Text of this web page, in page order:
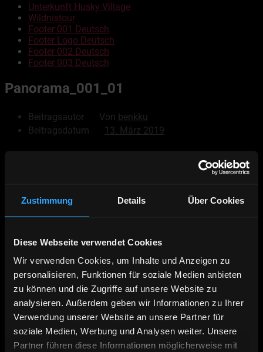
Zustimmung Details Über Cookies
Diese Webseite verwendet Cookies
Wir verwenden Cookies, um Inhalte und Anzeigen zu
personalisieren, Funktionen für soziale Medien anbieten
zu können und die Zugriffe auf unsere Website zu
analysieren. Außerdem geben wir Informationen zu Ihrer
Verwendung unserer Website an unsere Partner für
soziale Medien, Werbung und Analysen weiter. Unsere
Partner führen diese Informationen möglicherweise mit
Unterkunft Husky Village
Wildnistour
Footer 001 Deutsch
Footer Logo Deutsch
Footer 002 Deutsch
Footer 003 Deutsch
Panorama_001_01
Beitragsautor Von benkku
Beitragsdatum
13. März 2019
English
Äkäskero Prospekt
Online Buchen
Kontakt | Anfahrt
Wildnistour – 7 Nächte Hundeschlittentour
Panoramatour – 14 Nächte Hundeschlittentour